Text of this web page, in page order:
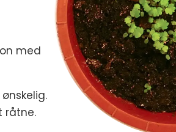
med
råtne.